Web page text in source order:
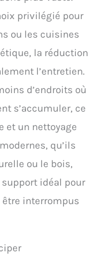
privilégié pour
ou les cuisines
la réduction
l’entretien.
d’endroits où
s’accumuler, ce
et un nettoyage
qu’ils
ou le bois,
idéal pour
interrompus